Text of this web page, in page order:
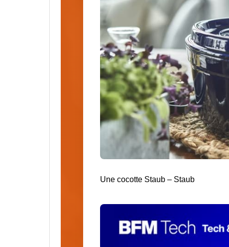
Une cocotte Staub– Staub